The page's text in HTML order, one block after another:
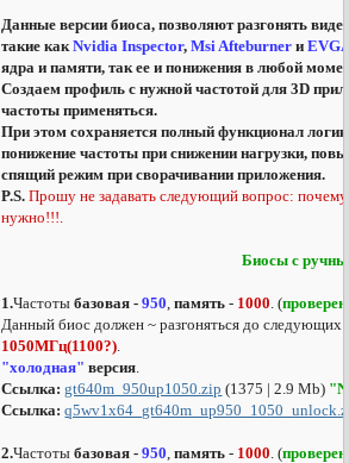
Данные версии биоса, позволяют разгонять
такие какNvidia Inspector,Msi Afteburner и
ядра и памяти, так ее и понижения в любой
Создаем профиль с нужной частотой для 3D
частоты применяться.
При этом сохраняется полный функционал
понижение частоты при снижении нагрузки,
спящий режим при сворачивании приложения.
P.S. Прошу не задавать следующий вопрос:
нужно!!!.
Биосы с
1.Частотыбазовая -950,память - 1000. (
Данный биос должен ~ разгоняться до следующих
1050МГц(1100?).
"холодная" версия.
Ссылка: gt640m_950up1050.zip (1375 | 2.9 Mb)
Ссылка:
2.Частотыбазовая -950, память - 1000. (